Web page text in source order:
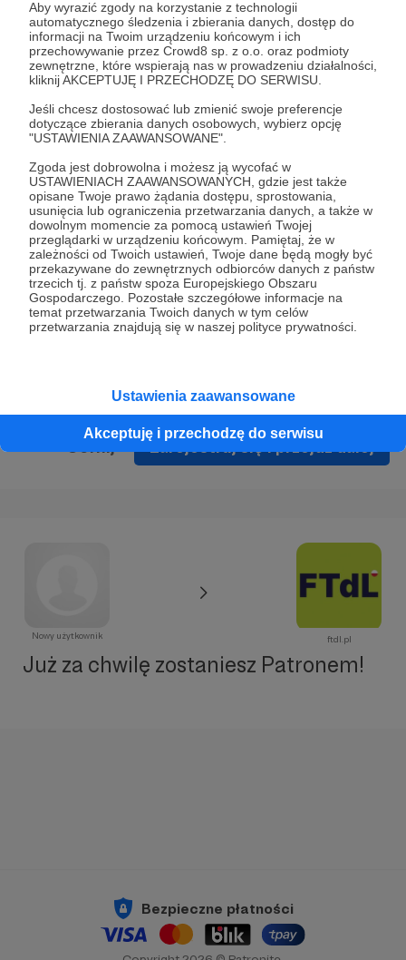
Aby wyrazić zgody na korzystanie z technologii
automatycznego śledzenia i zbierania danych, dostęp do
informacji na Twoim urządzeniu końcowym i ich
przechowywanie przez Crowd8 sp. z o.o. oraz podmioty
zewnętrzne, które wspierają nas w prowadzeniu działalności,
kliknij AKCEPTUJĘ I PRZECHODZĘ DO SERWISU.
Jeśli chcesz dostosować lub zmienić swoje preferencje
dotyczące zbierania danych osobowych, wybierz opcję
"USTAWIENIA ZAAWANSOWANE".
Zgoda jest dobrowolna i możesz ją wycofać w
USTAWIENIACH ZAAWANSOWANYCH, gdzie jest także
opisane Twoje prawo żądania dostępu, sprostowania,
usunięcia lub ograniczenia przetwarzania danych, a także w
dowolnym momencie za pomocą ustawień Twojej
przeglądarki w urządzeniu końcowym. Pamiętaj, że w
zależności od Twoich ustawień, Twoje dane będą mogły być
przekazywane do zewnętrznych odbiorców danych z państw
trzecich tj. z państw spoza Europejskiego Obszaru
Gospodarczego. Pozostałe szczegółowe informacje na
temat przetwarzania Twoich danych w tym celów
przetwarzania znajdują się w naszej polityce prywatności.
Ustawienia zaawansowane
Akceptuję i przechodzę do serwisu
* Zapoznałem się i akceptujęRegulaminserwisu oraz
* Wyrażam zgodę na przetwarzanie moich danych
osobowych podanych w formularzu rejestracyjnym w celu
prawidłowego świadczenia usług serwisu Patronite.
Wyrażam zgodę na otrzymywanie drogą elektroniczną
informacji handlowych - newslettera. Opcja ta może zostać
zmieniona w ustawieniach konta.
Zarejestruj się i przejdź dalej
Nowy użytkownik ftdl.pl
Już za chwilę zostaniesz Patronem!
Bezpieczne płatności